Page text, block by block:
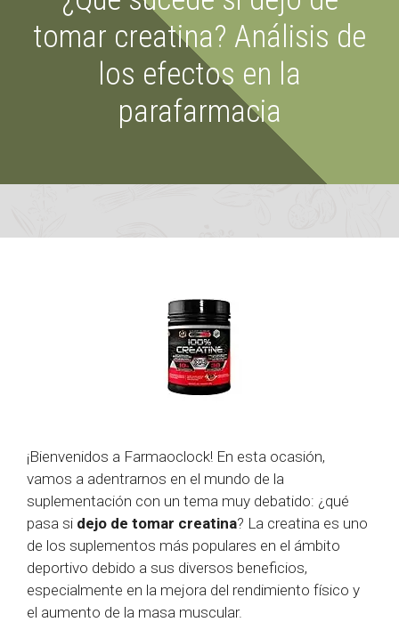
tomar creatina? Análisis de
los efectos en la
parafarmacia
¡Bienvenidos a Farmaoclock! En esta ocasión,
vamos a adentrarnos en el mundo de la
suplementación con un tema muy debatido: ¿qué
pasa si dejo de tomar creatina? La creatina es uno
de los suplementos más populares en el ámbito
deportivo debido a sus diversos beneficios,
especialmente en la mejora del rendimiento físico y
el aumento de la masa muscular.